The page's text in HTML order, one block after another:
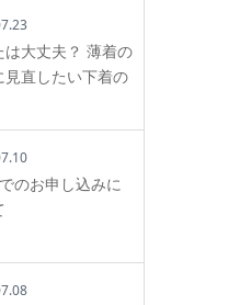
は大丈夫？ 薄着の
見直したい下着の
のお申し込みに